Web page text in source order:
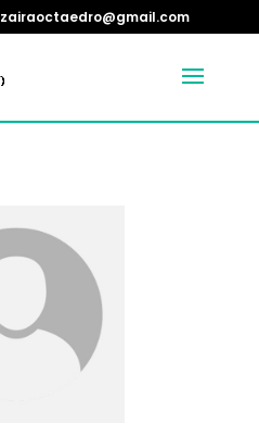
zairaoctaedro@gmail.com